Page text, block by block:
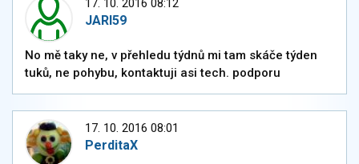
17. 10. 2016 08:12
JARI59
No mě taky ne, v přehledu týdnů mi tam skáče týden
tuků, ne pohybu, kontaktuji asi tech. podporu
17. 10. 2016 08:01
PerditaX